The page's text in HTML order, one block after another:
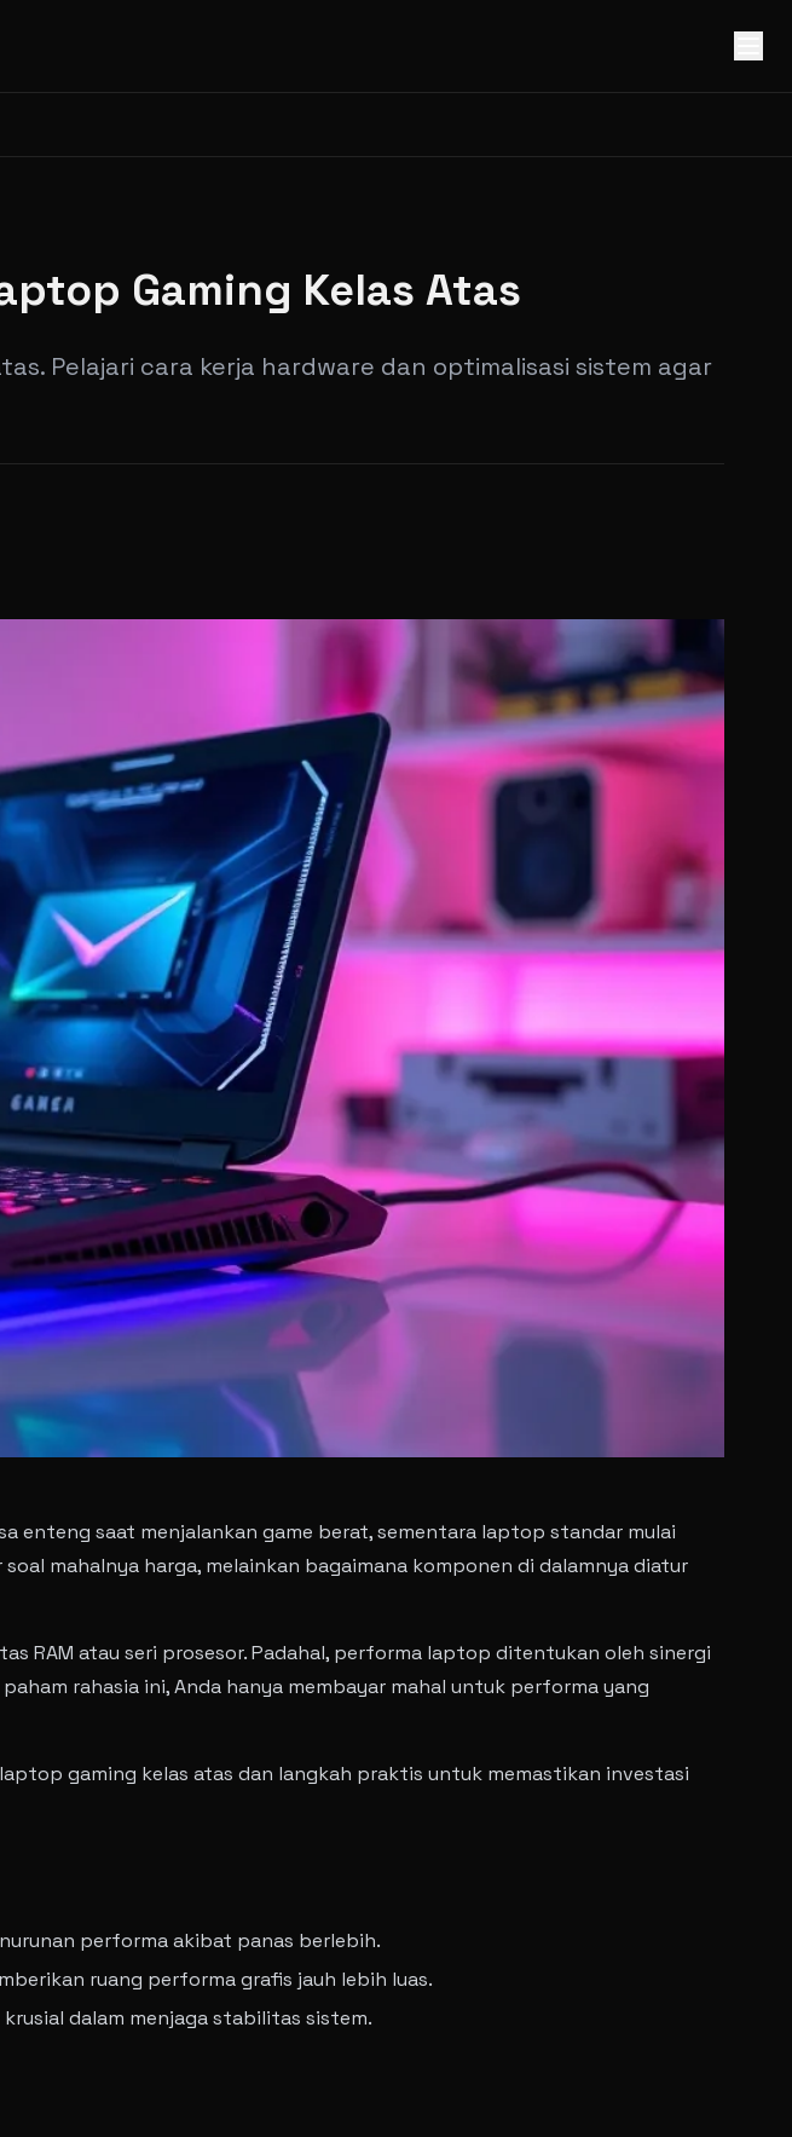
Gaming Kelas Atas
Pelajari cara kerja hardware dan optimalisasi sistem agar
saat menjalankan game berat, sementara laptop standar mulai
mahalnya harga, melainkan bagaimana komponen di dalamnya diatur
RAM atau seri prosesor. Padahal, performa laptop ditentukan oleh sinergi
rahasia ini, Anda hanya membayar mahal untuk performa yang
gaming kelas atas dan langkah praktis untuk memastikan investasi
performa akibat panas berlebih.
ruang performa grafis jauh lebih luas.
dalam menjaga stabilitas sistem.